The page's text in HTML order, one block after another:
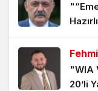
Zirve
Hak
bile
"WIA
20’li